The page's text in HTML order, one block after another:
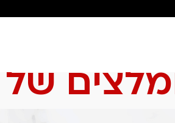
המומלצים של ניצן כהן עמוד 2
של